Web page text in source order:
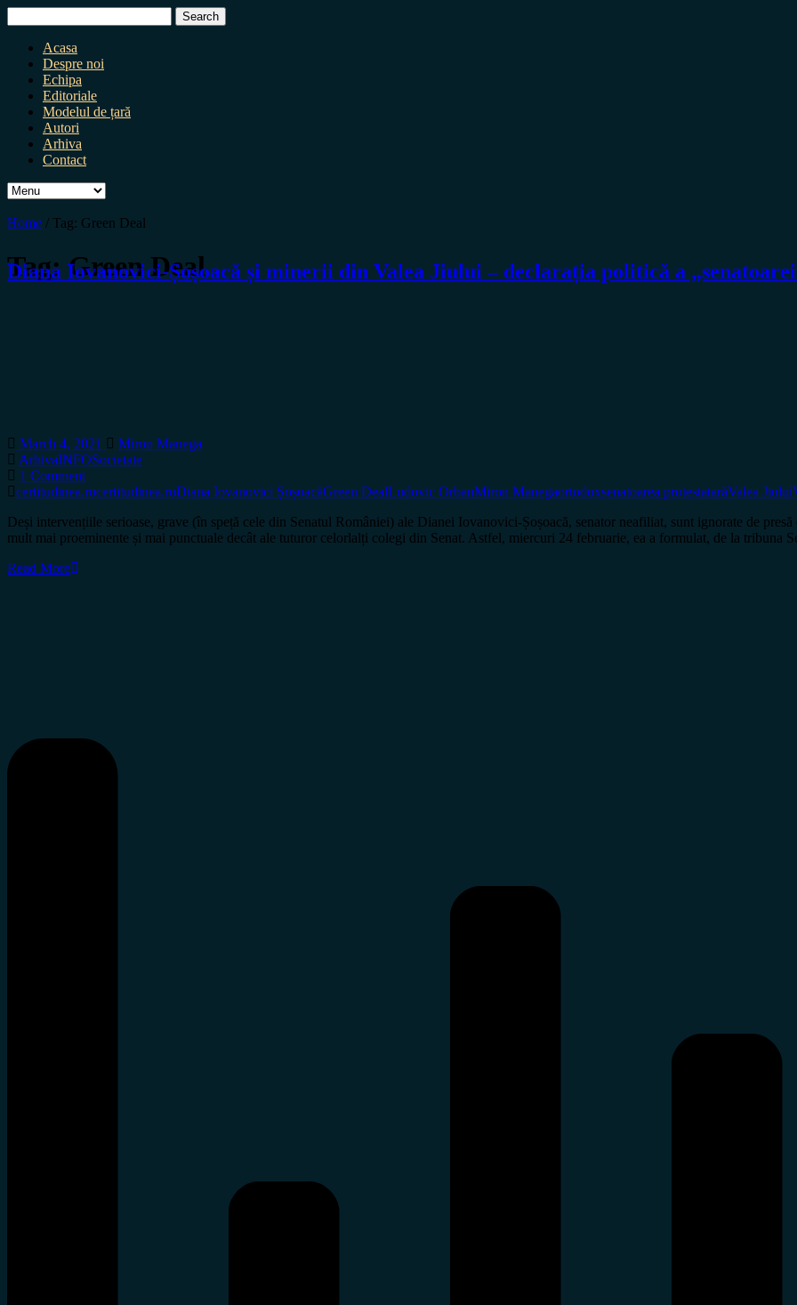
for:
Acasa
Despre noi
Echipa
Editoriale
Modelul de țară
Autori
Arhiva
Contact
Home / Tag: Green Deal
Tag:Green Deal
Diana Iovanovici-Șoșoacă și minerii din Valea Jiului – declarația politică a
March 4, 2021
Miron Manega
ArhivaINFOSocietate
1 Comment
certitudinea.rocertitudinea.roDiana Iovanovici ȘoșoacăGreen DealLudovic OrbanMiron Manegaortodoxsenatoarea protestatarăValea Jiului
Deși intervențiile serioase, grave (în speță cele din Senatul României) ale Dianei Iovanovici-Șoșoacă, senator neafiliat, sunt ignorate de presă
mult mai proeminente și mai punctuale decât ale tuturor celorlalți colegi din Senat. Astfel, miercuri 24 februarie, ea a formulat, de la tribuna
Read More